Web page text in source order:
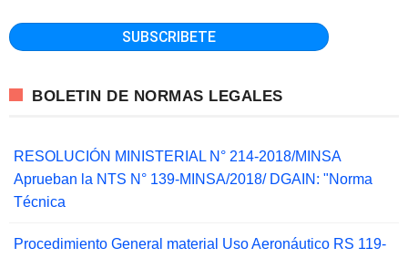
BOLETIN DE NORMAS LEGALES
RESOLUCIÓN MINISTERIAL N° 214-2018/MINSA
Aprueban la NTS N° 139-MINSA/2018/ DGAIN: "Norma
Técnica
Procedimiento General material Uso Aeronáutico RS 119-